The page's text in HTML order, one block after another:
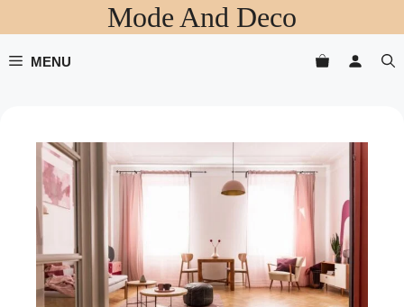
au
contenu
Mode And Deco
MENU